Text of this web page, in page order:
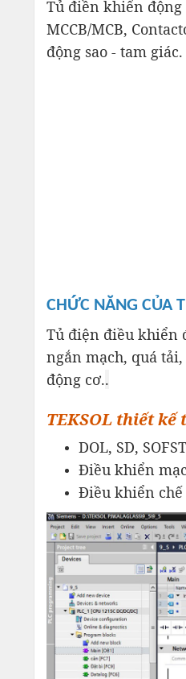
Tủ điền khiển động
MCCB/MCB,
động sao - tam giác.
CHỨC NĂNG CỦA
Tủ điện điều khiển
ngắn mạch, quá
động cơ..
TEKSOL thiết
DOL, SD,
Điều khiển
Điều khiển chế